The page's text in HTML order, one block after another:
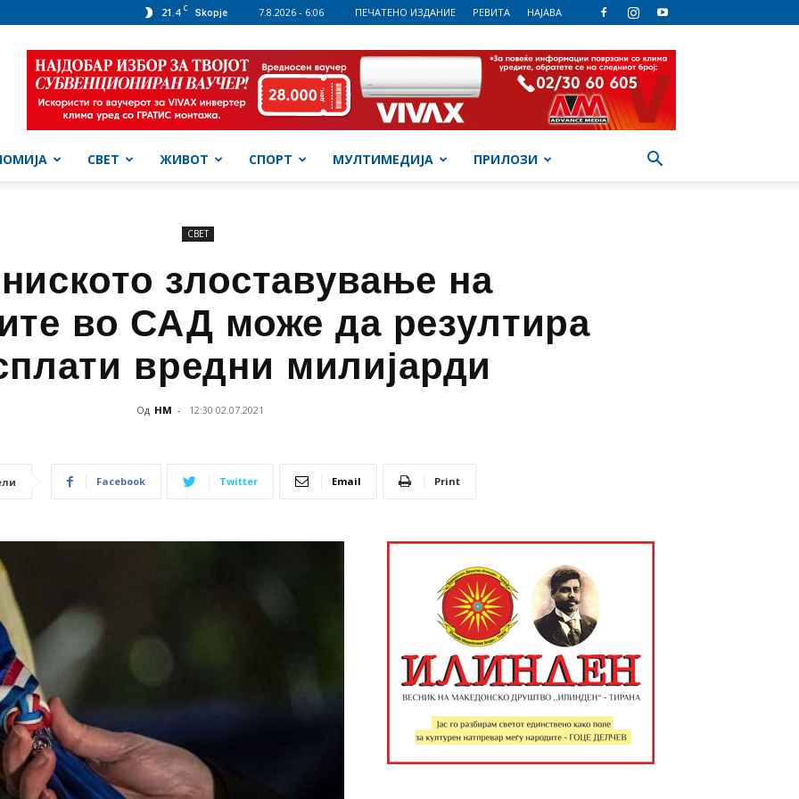
21.4 C Skopje 7.8.2026 - 6:06 ПЕЧАТЕНО ИЗДАНИЕ РЕВИТА НАЈАВА
СВЕТ ЖИВОТ СПОРТ МУЛТИМЕДИЈА ПРИЛОЗИ
СВЕТ
злоставување на
во САД може да резултира
вредни милијарди
Од НМ - 12:30 02.07.2021
Facebook Twitter Email Print